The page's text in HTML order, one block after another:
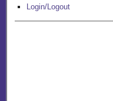
Login/Logout